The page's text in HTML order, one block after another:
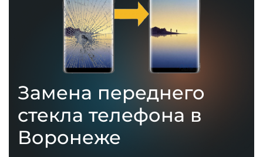
Замена переднего
стекла телефона в
Воронеже